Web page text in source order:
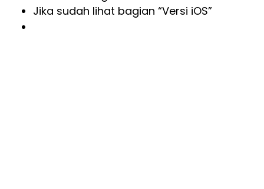
Jika sudah lihat bagian “Versi iOS”